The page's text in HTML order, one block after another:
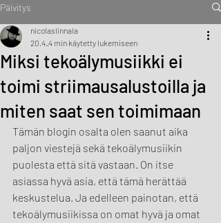
Päivitys
Miksi tekoälymusiikki ei
toimi striimausalustoilla ja
miten saat sen toimimaan
nicolaslinnala
20.4. 4 min käytetty lukemiseen
Tämän blogin osalta olen saanut aika
paljon viestejä sekä tekoälymusiikin
puolesta että sitä vastaan. On itse
asiassa hyvä asia, että tämä herättää
keskustelua. Ja edelleen painotan, että
tekoälymusiikissa on omat hyvä ja omat